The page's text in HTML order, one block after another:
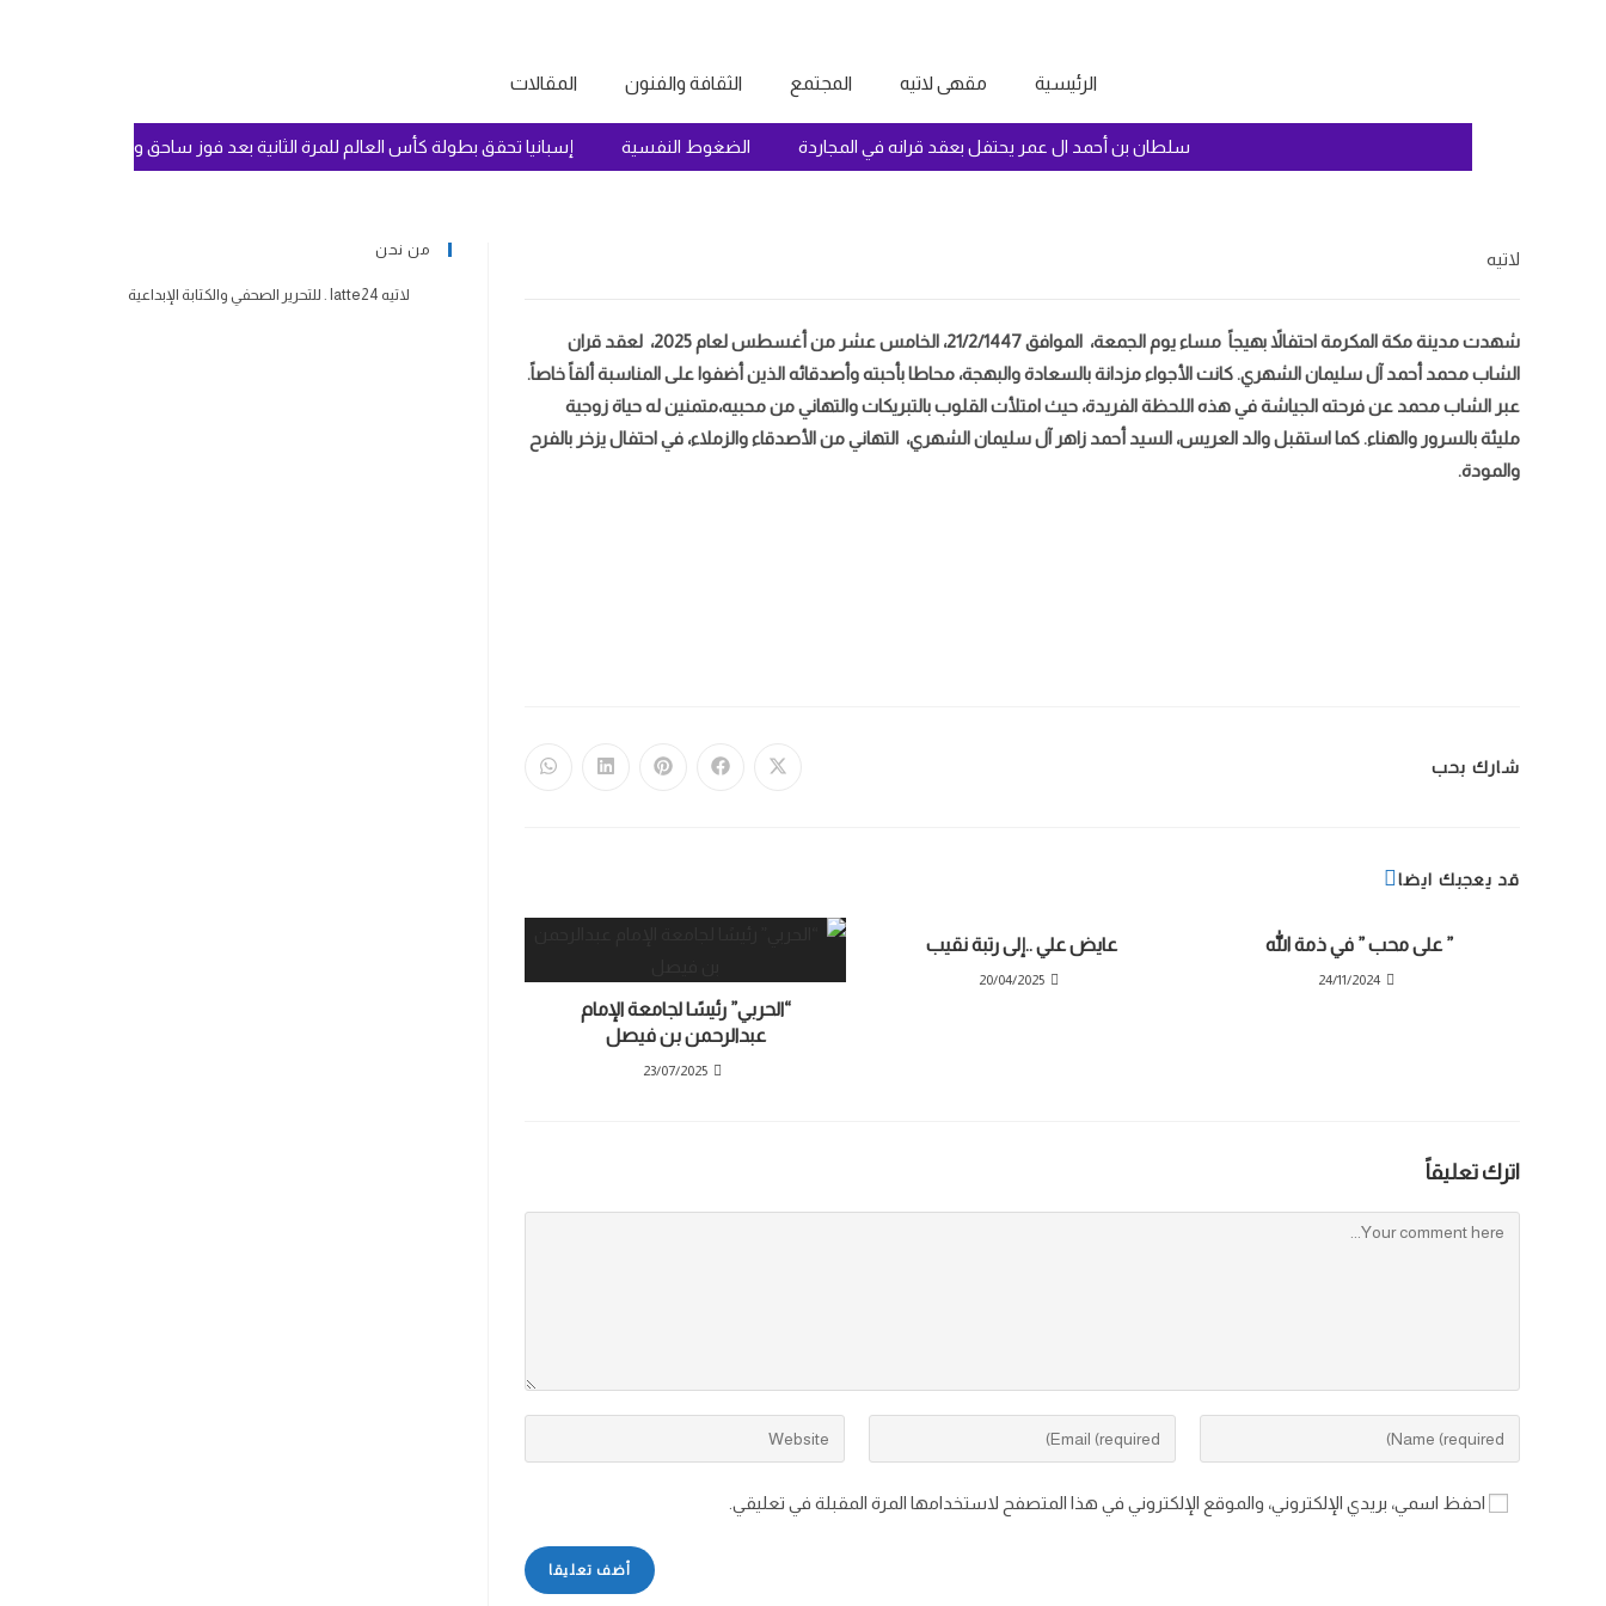
الرئيسية مقهى لاتيه المجتمع الثقافة والفنون المقالات
سلطان بن أحمد ال عمر يحتفل بعقد قرانه في المجاردة الضغوط النفسية إسبانيا تحقق بطولة كأس العالم للمرة الثانية بعد فوز ساحق وسيطرة تامة على
لاتيه
شهدت مدينة مكة المكرمة احتفالاً بهيجاً مساء يوم الجمعة، الموافق 21/2/1447، الخامس عشر من أغسطس لعام 2025، لعقد قران
الشاب محمد أحمد آل سليمان الشهري. كانت الأجواء مزدانة بالسعادة والبهجة، محاطا بأحبته وأصدقائه الذين أضفوا على المناسبة ألقاً خاصاً.
عبر الشاب محمد عن فرحته الجياشة في هذه اللحظة الفريدة، حيث امتلأت القلوب بالتبريكات والتهاني من محبيه،متمنين له حياة زوجية
مليئة بالسرور والهناء. كما استقبل والد العريس، السيد أحمد زاهر آل سليمان الشهري، التهاني من الأصدقاء والزملاء، في احتفال يزخر بالفرح
والمودة.
شارك بحب
قد يعجبك ايضا
“الحربي” رئيسًا لجامعة الإمام
عبدالرحمن بن فيصل
23/07/2025
عايض علي ..إلى رتبة نقيب
20/04/2025
” على محب ” في ذمة الله
24/11/2024
اترك تعليقاً
احفظ اسمي، بريدي الإلكتروني، والموقع الإلكتروني في هذا المتصفح لاستخدامها المرة المقبلة في تعليقي.
من نحن
لاتيه latte24 . للتحرير الصحفي والكتابة الإبداعية